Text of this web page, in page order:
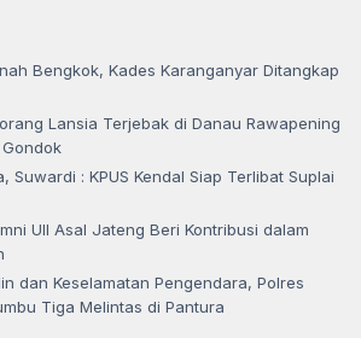
Bengkok, Kades Karanganyar Ditangkap
Lansia Terjebak di Danau Rawapening
Suwardi : KPUS Kendal Siap Terlibat Suplai
UII Asal Jateng Beri Kontribusi dalam
dan Keselamatan Pengendara, Polres
Tiga Melintas di Pantura